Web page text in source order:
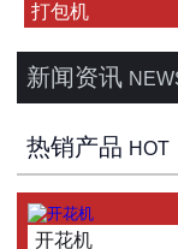
打包机
新闻资讯
热销产品 HOT
开花机